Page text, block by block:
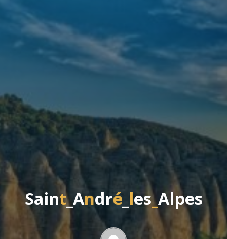
Saint_André_ les_Alpes